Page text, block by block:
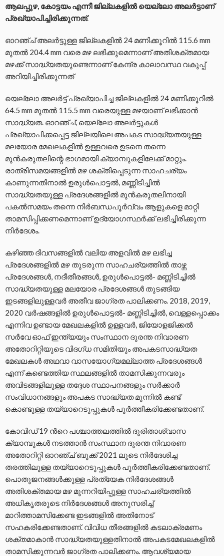
ആലപ്പുഴ, കോട്ടയം എന്നീ ജില്ലകളിൽ യെല്ലോ അലർട്ടാണ്
പ്രഖ്യാപിച്ചിരിക്കുന്നത്.
ഓറഞ്ച് അലർട്ടുള്ള ജില്ലകളിൽ 24 മണിക്കൂറിൽ 115.6 mm
മുതൽ 204.4 mm വരെ മഴ ലഭിക്കുമെന്നാണ് അതിശക്തമായ
മഴക്ക് സാദ്ധ്യതയുണ്ടെന്നാണ് കേന്ദ്ര കാലാവസ്ഥ വകുപ്പ്
അറിയിച്ചിരിക്കുന്നത്
യെല്ലോ അലർട്ട് പ്രഖ്യാപിച്ച ജില്ലകളിൽ 24 മണിക്കൂറിൽ
64.5 mm മുതൽ 115.5 mm വരെയുള്ള മഴയാണ് ലഭിക്കാൻ
സാദ്ധ്യത. ഓറഞ്ച്, യെല്ലോ അലർട്ടുകൾ
പ്രഖ്യാപിക്കപ്പെട്ട ജില്ലയിലെ അപകട സാദ്ധ്യതയുള്ള
മലയോര മേഖലകളിൽ ഉള്ളവരെ ഉടനെ തന്നെ
മുൻകരുതലിന്റെ ഭാഗമായി ക്യാമ്പുകളിലേക്ക് മാറ്റും.
രാത്രിസമയങ്ങളിൽ മഴ ശക്തിപ്പെടുന്ന സാഹചര്യം
കാണുന്നതിനാൽ ഉരുൾപൊട്ടൽ, മണ്ണിടിച്ചിൽ
സാദ്ധ്യതയുള്ള പ്രദേശങ്ങളിൽ മുൻകരുതലിനായി
പകൽസമയം തന്നെ നിർബന്ധപൂർവ്വം ആളുകളെ മാറ്റി
താമസിപ്പിക്കണമെന്നാണ് ഉദ്യോഗസ്ഥർക്ക് ലഭിച്ചിരിക്കുന്ന
നിർദേശം.
കഴിഞ്ഞ ദിവസങ്ങളിൽ വലിയ അളവിൽ മഴ ലഭിച്ച
പ്രദേശങ്ങളിൽ മഴ തുടരുന്ന സാഹചര്യത്തിൽ താഴ്ന്ന
പ്രദേശങ്ങൾ, നദീതീരങ്ങൾ, ഉരുൾപൊട്ടൽ- മണ്ണിടിച്ചിൽ
സാദ്ധ്യതയുള്ള മലയോര പ്രദേശങ്ങൾ തുടങ്ങിയ
ഇടങ്ങളിലുള്ളവർ അതീവ ജാഗ്രത പാലിക്കണം. 2018, 2019,
2020 വർഷങ്ങളിൽ ഉരുൾപൊട്ടൽ- മണ്ണിടിച്ചിൽ, വെള്ളപ്പൊക്കം
എന്നിവ ഉണ്ടായ മേഖലകളിൽ ഉള്ളവർ, ജിയോളജിക്കൽ
സർവേ ഓഫ് ഇന്ത്യയും സംസ്ഥാന ദുരന്ത നിവാരണ
അതോറിറ്റിയുടെ വിദഗ്ധ സമിതിയും അപകടസാദ്ധ്യത
മേഖലകൾ അഥവാ വാസയോഗ്യമല്ലാത്ത പ്രദേശങ്ങൾ
എന്ന് കണ്ടെത്തിയ സ്ഥലങ്ങളിൽ താമസിക്കുന്നവരും
അവിടങ്ങളിലുള്ള തദ്ദേശ സ്ഥാപനങ്ങളും സർക്കാർ
സംവിധാനങ്ങളും അപകട സാദ്ധ്യത മുന്നിൽ കണ്ട്
കൊണ്ടുള്ള തയ്യാറെടുപ്പുകൾ പൂർത്തീകരിക്കേണ്ടതാണ്.
കോവിഡ് 19 ൻറെ പശ്ചാത്തലത്തിൽ ദുരിതാശ്വാസ
ക്യാമ്പുകൾ നടത്താൻ സംസ്ഥാന ദുരന്ത നിവാരണ
അതോറിറ്റി ഓറഞ്ച് ബുക്ക് 2021 ലൂടെ നിർദേശിച്ച
തരത്തിലുള്ള തയ്യാറെടുപ്പുകൾ പൂർത്തീകരിക്കേണ്ടതാണ്.
പൊതുജനങ്ങൾക്കുള്ള പ്രത്യേക നിർദേശങ്ങൾ
അതിശക്തമായ മഴ മുന്നറിയിപ്പുള്ള സാഹചര്യത്തിൽ
അധികൃതരുടെ നിർദേശങ്ങൾ അനുസരിച്ച്
മാറിത്താമസിക്കേണ്ട ഇടങ്ങളിൽ അതിനോട്
സഹകരിക്കേണ്ടതാണ്. വിവിധ തീരങ്ങളിൽ കടലാക്രമണം
ശക്തമാകാൻ സാദ്ധ്യതയുള്ളതിനാൽ അപകടമേഖലകളിൽ
താമസിക്കുന്നവർ ജാഗ്രത പാലിക്കണം. ആവശ്യമായ